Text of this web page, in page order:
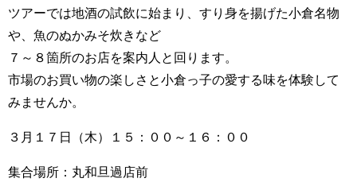
ツアーでは地酒の試飲に始まり、すり身を揚げた小倉名物
や、魚のぬかみそ炊きなど
７～８箇所のお店を案内人と回ります。
市場のお買い物の楽しさと小倉っ子の愛する味を体験して
みませんか。
３月１７日（木）１５：００～１６：００
集合場所：丸和旦過店前